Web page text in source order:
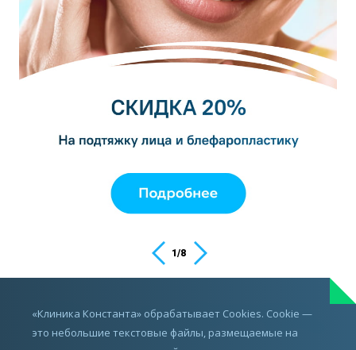
1/8
ИМЕЮТСЯ ПРОТИВОПОКАЗАНИЯ,
ПРОКОНСУЛЬТИРУЙТЕСЬ С ВРАЧОМ
«Клиника Константа» обрабатывает Cookies. Cookie —
это небольшие текстовые файлы, размещаемые на